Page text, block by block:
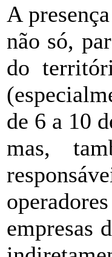
A
não só,
do
de 6 a 10
mas,
empresas